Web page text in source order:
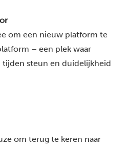
om een nieuw platform te
– een plek waar
steun en duidelijkheid
om terug te keren naar